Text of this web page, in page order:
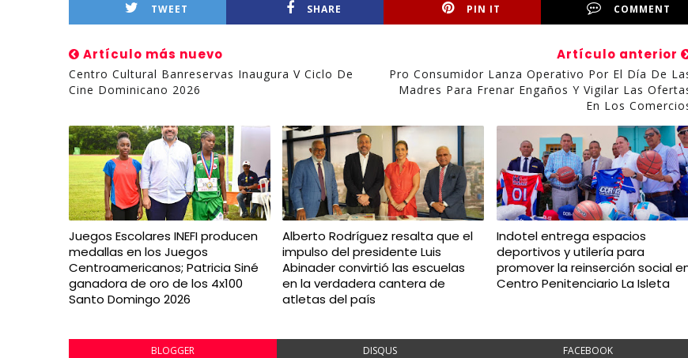
TWEET SHARE PIN IT COMMENT
Artículo más nuevo
Centro Cultural Banreservas Inaugura V Ciclo De
Cine Dominicano 2026
Artículo anterior
Pro Consumidor Lanza Operativo Por El Día De
Madres Para Frenar Engaños Y Vigilar Las
En Los
Juegos Escolares INEFI producen
medallas en los Juegos
Centroamericanos; Patricia Siné
ganadora de oro de los 4x100
Santo Domingo 2026
Alberto Rodríguez resalta que el
impulso del presidente Luis
Abinader convirtió las escuelas
en la verdadera cantera de
atletas del país
Indotel entrega espacios
deportivos y utilería para
promover la reinserción social
Centro Penitenciario La Isleta
BLOGGER DISQUS FACEBOOK